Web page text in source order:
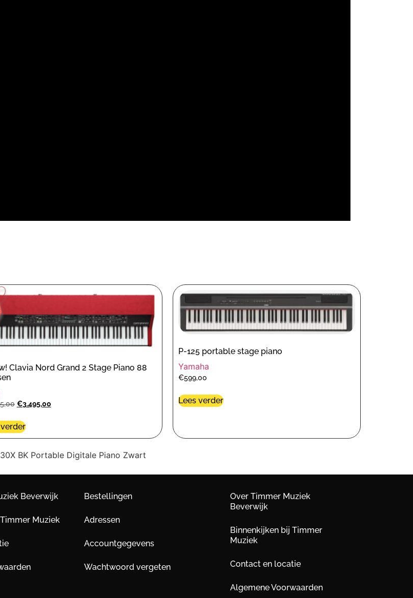
Clavia Nord Grand 2 Stage Piano 88
€3.495,00
P-125 portable stage piano
Yamaha
€599,00
Lees verder
BK Portable Digitale Piano Zwart
Beverwijk
Muziek
Bestellingen
Adressen
Accountgegevens
Wachtwoord vergeten
Over Timmer Muziek
Beverwijk
Binnenkijken bij Timmer
Muziek
Contact en locatie
Algemene Voorwaarden